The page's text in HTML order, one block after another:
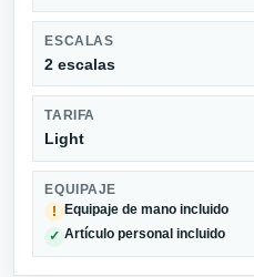
ESCALAS
2 escalas
TARIFA
Light
EQUIPAJE
!
Equipaje de mano incluido
✓ Artículo personal incluido